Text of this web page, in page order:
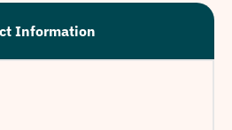
Information